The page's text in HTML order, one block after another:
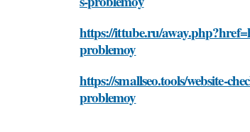
https://ittube.ru/
problemoy
https://smallseo.tools/website-
problemoy